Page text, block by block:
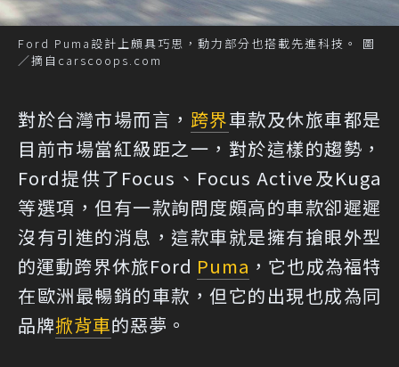
Ford Puma設計上頗具巧思，動力部分也搭載先進科技。 圖
／摘自carscoops.com
對於台灣市場而言， 跨界車款及休旅車都是
目前市場當紅級距之一，對於這樣的趨勢，
Ford提供了Focus、Focus Active及Kuga
等選項，但有一款詢問度頗高的車款卻遲遲
沒有引進的消息，這款車就是擁有搶眼外型
的運動跨界休旅Ford Puma ，它也成為福特
在歐洲最暢銷的車款，但它的出現也成為同
品牌掀背車的惡夢。